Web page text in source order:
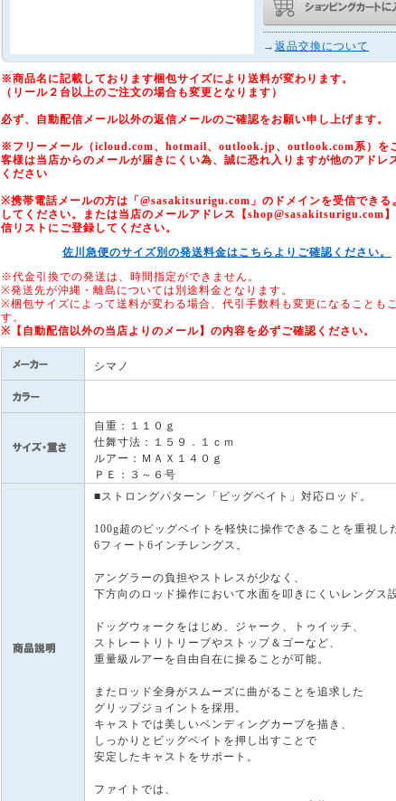
→ 返品交換について
※商品名に記載しております梱包サイズにより送料が変わります。
（リール２台以上のご注文の場合も変更となります）
必ず、自動配信メール以外の返信メールのご確認をお願い申し上げます。
※フリーメール（icloud.com、hotmail、outlook.jp、outlook.com系）を
客様は当店からのメールが届きにくい為、誠に恐れ入りますが他のアドレ
ください
※携帯電話メールの方は「@sasakitsurigu.com」のドメインを受信できる
してください。または当店のメールアドレス【shop@sasakitsurigu.com
信リストにご登録してください。
佐川急便のサイズ別の発送料金はこちらよりご確認ください。
※代金引換での発送は、時間指定ができません。
※発送先が沖縄・離島については別途料金となります。
※梱包サイズによって送料が変わる場合、代引手数料も変更になることも
す。
※【自動配信以外の当店よりのメール】の内容を必ずご確認ください。
シマノ
自重：１１０ｇ
仕舞寸法：１５９．１ｃｍ
ルアー：ＭＡＸ１４０ｇ
ＰＥ：３～６号
■ストロングパターン「ビッグベイト」対応ロッド。
100g超のビッグベイトを軽快に操作できることを重視し
6フィート6インチレングス。
アングラーの負担やストレスが少なく、
下方向のロッド操作において水面を叩きにくいレングス設
ドッグウォークをはじめ、ジャーク、トゥイッチ、
ストレートリトリーブやストップ＆ゴーなど、
重量級ルアーを自由自在に操ることが可能。
またロッド全身がスムーズに曲がることを追求した
グリップジョイントを採用。
キャストでは美しいベンディングカーブを描き、
しっかりとビッグベイトを押し出すことで
安定したキャストをサポート。
ファイトでは、